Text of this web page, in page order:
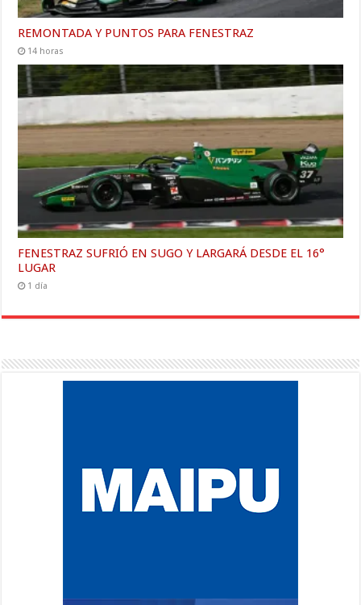
REMONTADA Y PUNTOS PARA FENESTRAZ
14 horas
FENESTRAZ SUFRIÓ EN SUGO Y LARGARÁ DESDE EL 16°
LUGAR
1 día